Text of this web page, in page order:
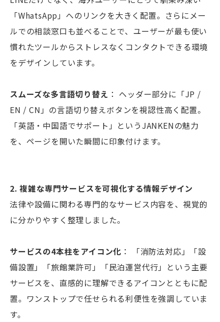
「WhatsApp」へのリンクを大きく配置。さらにメー
ルでの相談窓口も並べることで、ユーザーが最も使い
慣れたツールからストレスなくコンタクトできる環境
をデザインしています。
スムーズな多言語切り替え ： ヘッダー部分に「JP /
EN / CN」の言語切り替えボタンを視認性高く配置。
「英語・中国語でサポート」というJANKENの魅力
を、ページを開いた瞬間に印象付けます。
2. 複雑な専門サービスを可視化する情報デザイン
法律や設備に関わる専門的なサービス内容を、視覚的
に分かりやすく整理しました。
サービスの4本柱をアイコン化 ： 「消防法対応」「設
備設置」「旅館業許可」「民泊運営代行」という主要
サービスを、直感的に理解できるアイコンとともに配
置。ワンストップで任せられる利便性を強調していま
す。